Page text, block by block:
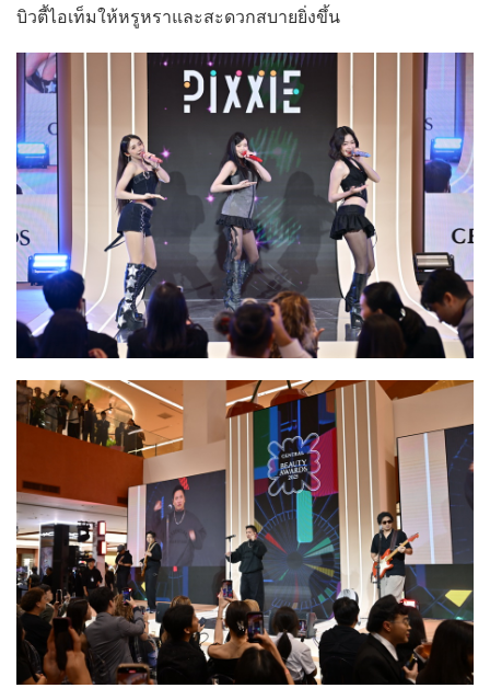
บิวตี้ไอเท็มให้หรูหราและสะดวกสบายยิ่งขึ้น